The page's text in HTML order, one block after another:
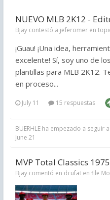
NUEVO MLB 2K12 -
Bjay contestó a jeferomer en
¡Guau! ¡Una idea,
excelente! Sí, soy uno de
plantillas para MLB 2K12.
en proceso...
July 11 15 respuestas
BUERHLE ha empezado a seguir a
June 21
MVP Total Classics 1975
Bjay comentó en dcufat en file